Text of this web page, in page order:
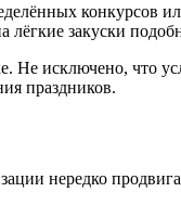
конкурсов
закуски
Не исключено, что
праздников.
нередко